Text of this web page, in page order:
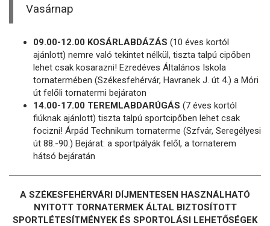
Vasárnap
09.00-12.00 KOSÁRLABDÁZÁS (10 éves kortól
ajánlott) nemre való tekintet nélkül, tiszta talpú cipőben
lehet csak kosarazni! Ezredéves Általános Iskola
tornatermében (Székesfehérvár, Havranek J. út 4.) a Móri
út felőli tornatermi bejáraton
14.00-17.00 TEREMLABDARÚGÁS (7 éves kortól
fiúknak ajánlott) tiszta talpú sportcipőben lehet csak
focizni! Árpád Technikum tornaterme (Szfvár, Seregélyesi
út 88.-90.) Bejárat: a sportpályák felől, a tornaterem
hátsó bejáratán
A SZÉKESFEHÉRVÁRI DÍJMENTESEN HASZNÁLHATÓ
NYITOTT TORNATERMEK ÁLTAL BIZTOSÍTOTT
SPORTLÉTESÍTMÉNYEK ÉS SPORTOLÁSI LEHETŐSÉGEK